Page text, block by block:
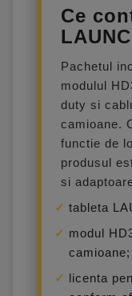
Ce
Pachetul
modulul
duty si
camioane.
functie de
produsul
si
tableta
modul
camioane;
licenta